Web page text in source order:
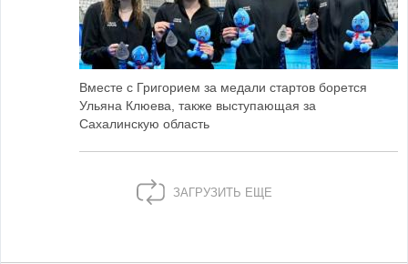
Вместе с Григорием за медали стартов борется
Ульяна Клюева, также выступающая за
Сахалинскую область
ЗАГРУЗИТЬ ЕЩЕ